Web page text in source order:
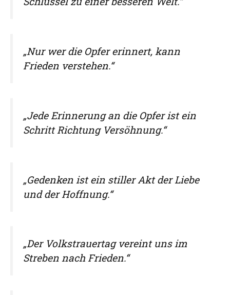
„Nur wer die Opfer erinnert, kann
Frieden verstehen.“
„Jede Erinnerung an die Opfer ist ein
Schritt Richtung Versöhnung.“
„Gedenken ist ein stiller Akt der Liebe
und der Hoffnung.“
„Der Volkstrauertag vereint uns im
Streben nach Frieden.“